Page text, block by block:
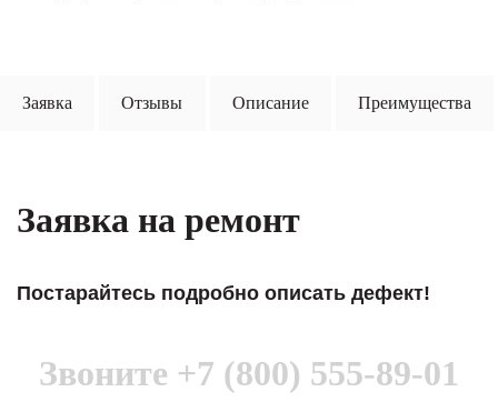
Заявка Отзывы Описание Преимущества
Заявка на ремонт
Постарайтесь подробно описать дефект!
Звоните +7 (800) 555-89-01